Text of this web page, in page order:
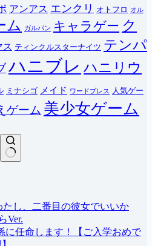
アンアス エンクリ オトフロ オル
ム ガルパン キャラゲー ク
ス ティンクルスターナイツ テンパ
ハニブレ ハニリウ
ミナシゴ メイド ワードプレス 人気ゲー
ゲーム 美少女ゲーム
たし、二番目の彼女でいいか
Ver.
に任命します！【ご入学おめで